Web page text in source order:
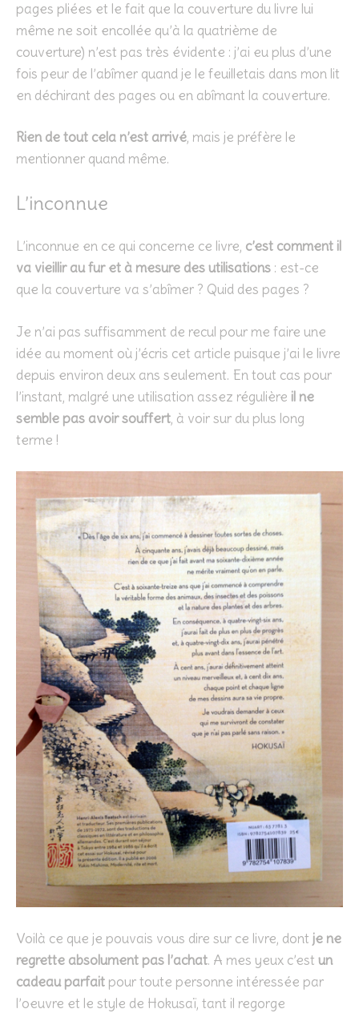
pages pliées et le fait que la couverture du livre lui
même ne soit encollée qu’à la quatrième de
couverture) n’est pas très évidente : j’ai eu plus d’une
fois peur de l’abîmer quand je le feuilletais dans mon lit
en déchirant des pages ou en abîmant la couverture.
Rien de tout cela n’est arrivé, mais je préfère le
mentionner quand même.
L’inconnue
L’inconnue en ce qui concerne ce livre, c’est comment il
va vieillir au fur et à mesure des utilisations : est-ce
que la couverture va s’abîmer ? Quid des pages ?
Je n’ai pas suffisamment de recul pour me faire une
idée au moment où j’écris cet article puisque j’ai le livre
depuis environ deux ans seulement. En tout cas pour
l’instant, malgré une utilisation assez régulière il ne
semble pas avoir souffert, à voir sur du plus long
terme !
Voilà ce que je pouvais vous dire sur ce livre, dont je ne
regrette absolument pas l’achat. A mes yeux c’est un
cadeau parfait pour toute personne intéressée par
l’oeuvre et le style de Hokusaï, tant il regorge